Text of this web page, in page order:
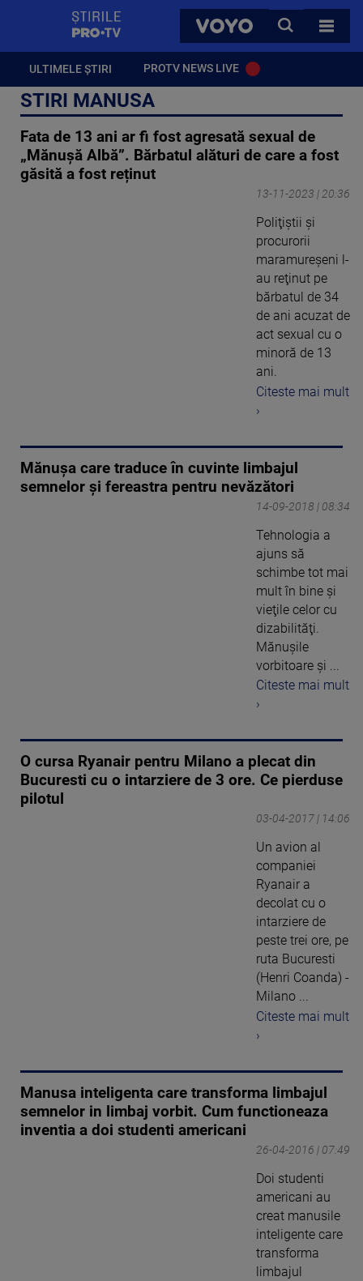
VOYO
CAUTA
TOATE
ULTIMELE ȘTIRI PROTV NEWS LIVE
STIRI MANUSA
Fata de 13 ani ar fi fost agresată sexual de
„Mănușă Albă”. Bărbatul alături de care a fost
găsită a fost reținut
13-11-2023 | 20:36
Poliţiştii şi
procurorii
maramureşeni l-
au reţinut pe
bărbatul de 34
de ani acuzat de
act sexual cu o
minoră de 13
ani.
Citeste mai mult
›
Mănuşa care traduce în cuvinte limbajul
semnelor şi fereastra pentru nevăzători
14-09-2018 | 08:34
Tehnologia a
ajuns să
schimbe tot mai
mult în bine şi
vieţile celor cu
dizabilităţi.
Mănuşile
vorbitoare şi ...
Citeste mai mult
›
O cursa Ryanair pentru Milano a plecat din
Bucuresti cu o intarziere de 3 ore. Ce pierduse
pilotul
03-04-2017 | 14:06
Un avion al
companiei
Ryanair a
decolat cu o
intarziere de
peste trei ore, pe
ruta Bucuresti
(Henri Coanda) -
Milano ...
Citeste mai mult
›
Manusa inteligenta care transforma limbajul
semnelor in limbaj vorbit. Cum functioneaza
inventia a doi studenti americani
26-04-2016 | 07:49
Doi studenti
americani au
creat manusile
inteligente care
transforma
limbajul